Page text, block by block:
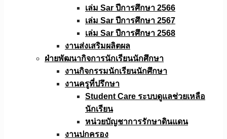
เล่ม Sar ปีการศึกษา 2566
เล่ม Sar ปีการศึกษา 2567
เล่ม Sar ปีการศึกษา 2568
งานส่งเสริมผลิตผล
ฝ่ายพัฒนากิจการนักเรียนนักศึกษา
งานกิจกรรมนักเรียนนักศึกษา
งานครูที่ปรึกษา
Student Care ระบบดูแลช่วยเหลือ
นักเรียน
หน่วยบัญชาการรักษาดินแดน
งานปกครอง